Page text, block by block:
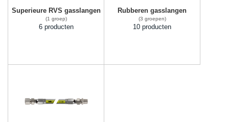
Superieure RVS gasslangen
(1 groep)
6 producten
Rubberen gasslangen
(3 groepen)
10 producten